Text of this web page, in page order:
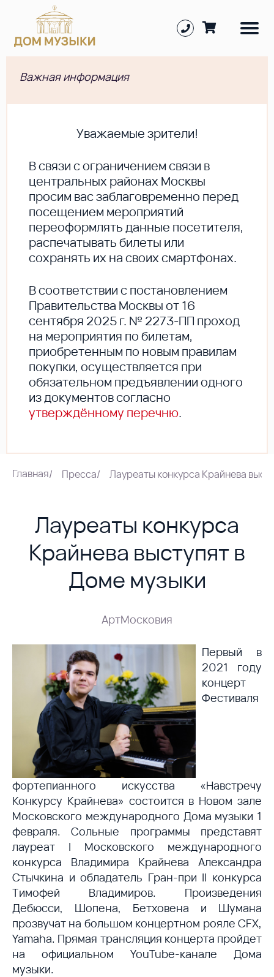
Важная информация
Уважаемые зрители!
В cвязи с ограничением связи в
центральных районах Москвы
просим вас заблаговременно перед
посещением мероприятий
переоформлять данные посетителя,
распечатывать билеты или
сохранять их на своих смартфонах.
В соответствии с постановлением
Правительства Москвы от 16
сентября 2025 г. № 2273-ПП проход
на мероприятия по билетам,
приобретенным по новым правилам
покупки, осуществляется при
обязательном предъявлении одного
из документов согласно
утверждённому перечню.
Главная/ Пресса/ Лауреаты конкурса Крайнева
Лауреаты конкурса
Крайнева выступят в
Доме музыки
АртМосковия
Первый в
2021 году
концерт
Фестиваля
фортепианного искусства «Навстречу
Конкурсу Крайнева» состоится в Новом зале
Московского международного Дома музыки 1
февраля. Сольные программы представят
лауреат I Московского международного
конкурса Владимира Крайнева Александра
Стычкина и обладатель Гран-при II конкурса
Тимофей Владимиров. Произведения
Дебюсси, Шопена, Бетховена и Шумана
прозвучат на большом концертном рояле CFX,
Yamaha. Прямая трансляция концерта пройдет
на официальном YouTube-канале Дома
музыки.